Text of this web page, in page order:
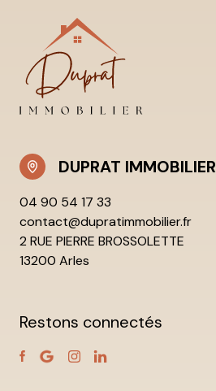
DUPRAT IMMOBILIER
04 90 54 17 33
contact@dupratimmobilier.fr
2 RUE PIERRE BROSSOLETTE
13200 Arles
Restons connectés